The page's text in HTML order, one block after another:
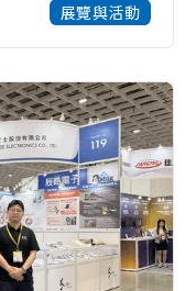
展覽與活動